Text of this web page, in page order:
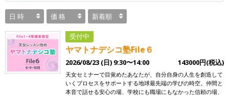
日 時 価 格 新着順
受付中
ヤマトナデシコ塾File６
2026/08/23 (日) 9:30〜14:00 143000円(税込)
天女セミナーで目覚めたあなたが、自分自身の人生を創造して
いくプロセスをサポートする地球最先端の学びの時空。仲間と
本音で話せる安心の場、学校にも職場にもなかった信頼の場、